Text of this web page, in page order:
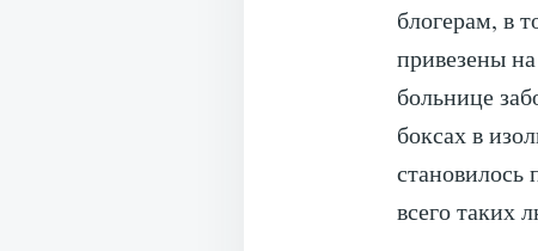
блогерам, в
привезены
больнице
боксах в
всего таких